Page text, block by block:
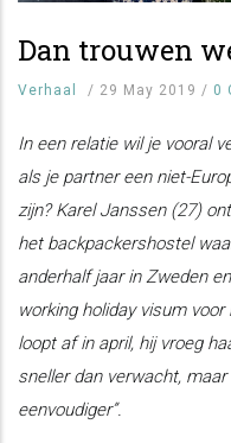
Dan trouwen
Verhaal / 29 May 2019 / 0
In een relatie wil je vooral
als je partner een niet-
zijn? Karel Janssen (27)
het backpackershostel
anderhalf jaar in Zweden
working holiday visum
loopt af in april, hij vroeg
sneller dan verwacht,
eenvoudiger”.